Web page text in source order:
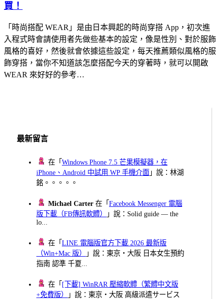
買！
「時尚搭配 WEAR」是由日本興起的時尚穿搭 App，初次進
入程式時會請使用者先做些基本的設定，像是性別、對於服飾
風格的喜好，然後就會依據這些設定，每天推薦類似風格的服
飾穿搭，當你不知道該怎麼搭配今天的穿著時，就可以開啟
WEAR 來好好的參考…
最新留言
在「Windows Phone 7.5 芒果模擬器，在
iPhone、Android 中試用 WP 手機介面 」說：林湖
銘。。。。。
Michael Carter 在「Facebook Messenger 電腦
版下載（FB傳訊軟體）
」說：Solid guide — the
lo...
在「LINE 電腦版官方下載 2026 最新版
（Win+Mac 版）
」說：東京・大阪 日本女生預約
指南 認準 千夏...
在「 [下載] WinRAR 壓縮軟體（繁體中文版
+免費版）
」說：東京・大阪 高級派遣サービス